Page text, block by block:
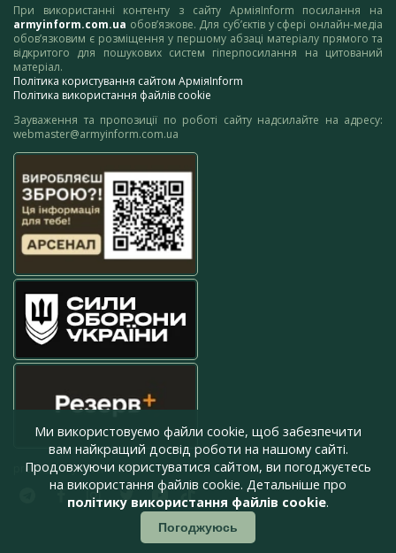
При використанні контенту з сайту АрміяInform посилання на
armyinform.com.ua обов’язкове. Для суб’єктів у сфері онлайн-медіа
обов’язковим є розміщення у першому абзаці матеріалу прямого та
відкритого для пошукових систем гіперпосилання на цитований
матеріал.
Політика користування сайтом АрміяInform
Політика використання файлів cookie
Зауваження та пропозиції по роботі сайту надсилайте на адресу:
webmaster@armyinform.com.ua
press@armyinform.com.ua
Ми використовуємо файли cookie, щоб забезпечити
вам найкращий досвід роботи на нашому сайті.
Продовжуючи користуватися сайтом, ви погоджуєтесь
на використання файлів cookie. Детальніше про
політику використання файлів cookie.
Погоджуюсь